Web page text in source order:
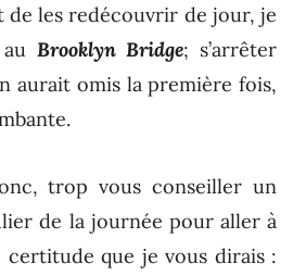
les redécouvrir de jour, je
Brooklyn Bridge; s’arrêter
aurait omis la première fois,
trop vous conseiller un
de la journée pour aller à
certitude que je vous dirais :